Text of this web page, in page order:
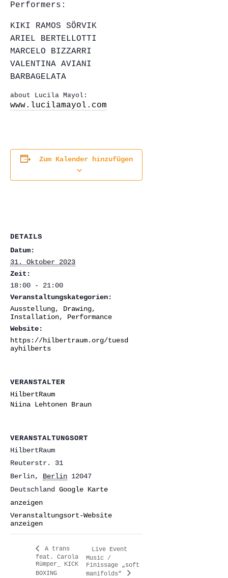
Performers:
KIKI RAMOS SÖRVIK
ARIEL BERTELLOTTI
MARCELO BIZZARRI
VALENTINA AVIANI
BARBAGELATA
about Lucila Mayol:
www.lucilamayol.com
Zum Kalender hinzufügen
DETAILS
Datum:
31. Oktober 2023
Zeit:
18:00 - 21:00
Veranstaltungskategorien:
Ausstellung, Drawing,
Installation, Performance
Website:
https://hilbertraum.org/tuesd
ayhilberts
VERANSTALTUNGSORT
HilbertRaum
Reuterstr. 31
Berlin, Berlin 12047
Deutschland
Google Karte
anzeigen
Veranstaltungsort-Website
anzeigen
VERANSTALTER
HilbertRaum
Niina Lehtonen Braun
A trans
feat. Carola
Rümper_ KICK
BOXING
Live Event
Music /
Finissage „soft
manifolds”